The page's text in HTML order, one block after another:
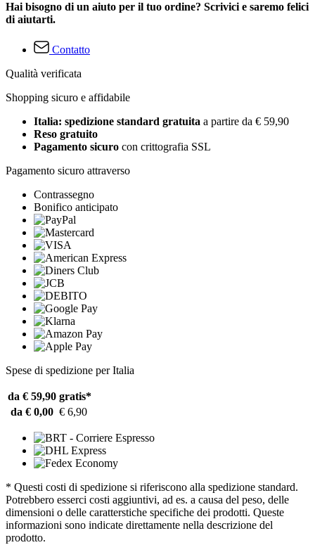
Hai bisogno di un aiuto per il tuo ordine? Scrivici e saremo felici
di aiutarti.
Contatto
Qualità verificata
Shopping sicuro e affidabile
Italia: spedizione standard gratuita a partire da € 59,90
Reso gratuito
Pagamento sicuro con crittografia SSL
Pagamento sicuro attraverso
Contrassegno
Bonifico anticipato
Spese di spedizione per Italia
da € 59,90 gratis*
da € 0,00 € 6,90
* Questi costi di spedizione si riferiscono alla spedizione standard.
Potrebbero esserci costi aggiuntivi, ad es. a causa del peso, delle
dimensioni o delle caratterstiche specifiche dei prodotti. Queste
informazioni sono indicate direttamente nella descrizione del
prodotto.